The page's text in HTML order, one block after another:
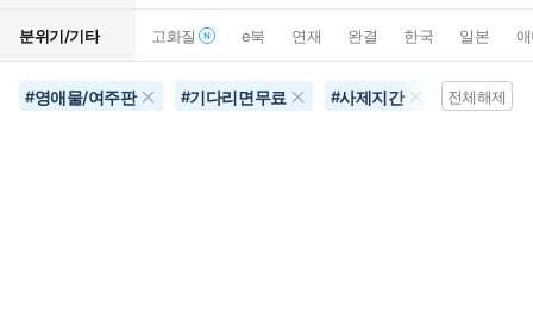
분위기/기타 고화질 e북 연재 완결 한국 일본
#영애물/여주판 #기다리면무료 #사제지간 #역하렘
전체해제